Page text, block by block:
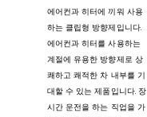
에어컨과 히터에 끼워 사용
하는 클립형 방향제입니다.
에어컨과 히터를 사용하는
계절에 유용한 방향제로 상
쾌하고 쾌적한 차 내부를 기
대할 수 있는 제품입니다. 장
시간 운전을 하는 직업을 가